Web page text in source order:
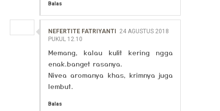
Balas
NEFERTITE FATRIYANTI 24 AGUSTUS 2018
PUKUL 12.10
Memang, kalau kulit kering ngga
enak.banget rasanya.
Nivea aromanya khas, krimnya juga
lembut.
Balas